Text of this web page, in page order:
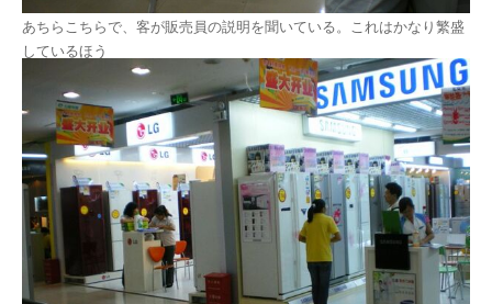
あちらこちらで、客が販売員の説明を聞いている。これはかなり繁盛
しているほう